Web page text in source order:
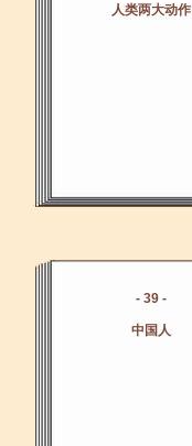
人类两大动作
- 39 -
中国人